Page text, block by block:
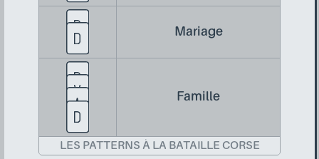
Mariage
Famille
LES PATTERNS À LA BATAILLE CORSE